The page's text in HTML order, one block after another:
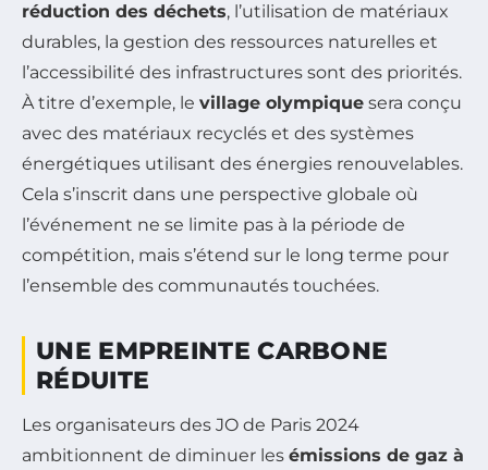
réduction des déchets, l’utilisation de matériaux
durables, la gestion des ressources naturelles et
l’accessibilité des infrastructures sont des priorités.
À titre d’exemple, le village olympique sera conçu
avec des matériaux recyclés et des systèmes
énergétiques utilisant des énergies renouvelables.
Cela s’inscrit dans une perspective globale où
l’événement ne se limite pas à la période de
compétition, mais s’étend sur le long terme pour
l’ensemble des communautés touchées.
UNE EMPREINTE CARBONE
RÉDUITE
Les organisateurs des JO de Paris 2024
ambitionnent de diminuer les émissions de gaz à